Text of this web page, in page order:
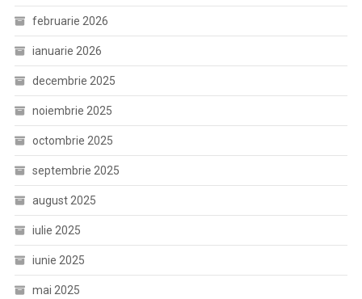
februarie 2026
ianuarie 2026
decembrie 2025
noiembrie 2025
octombrie 2025
septembrie 2025
august 2025
iulie 2025
iunie 2025
mai 2025